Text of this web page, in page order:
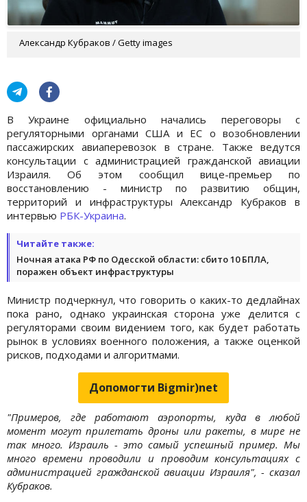
Александр Кубраков / Getty images
В Украине официально начались переговоры с
регуляторными органами США и ЕС о возобновлении
пассажирских авиаперевозок в стране. Также ведутся
консультации с администрацией гражданской авиации
Израиля. Об этом сообщил вице-премьер по
восстановлению - министр по развитию общин,
территорий и инфраструктуры Александр Кубраков в
интервью РБК-Украина.
Читайте также:
Ночная атака РФ по Одесской области: сбито 10 БПЛА,
поражен объект инфраструктуры
Министр подчеркнул, что говорить о каких-то дедлайнах
пока рано, однако украинская сторона уже делится с
регуляторами своим видением того, как будет работать
рынок в условиях военного положения, а также оценкой
рисков, подходами и алгоритмами.
Допомогти Bigmir)net
"Примеров, где работают аэропорты, куда в любой
момент могут прилетать дроны или ракеты, в мире не
так много. Израиль - это самый успешный пример. Мы
много времени проводили и проводим консультациях с
администрацией гражданской авиации Израиля", - сказал
Кубраков.